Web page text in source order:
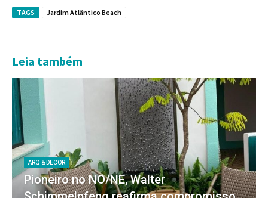
TAGS Jardim Atlântico Beach
Leia também
ARQ & DECOR
Pioneiro no NO/NE, Walter